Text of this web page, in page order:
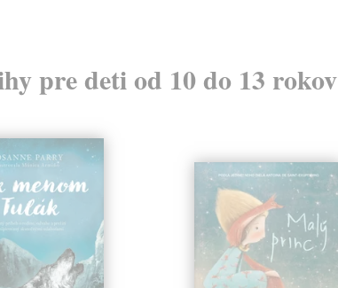
pre deti od 10 do 13 rokov